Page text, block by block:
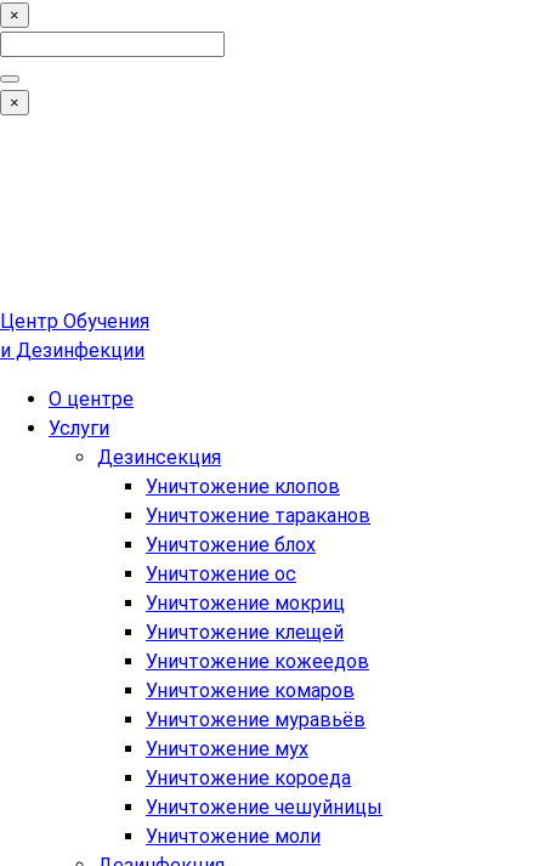
×
for:
Поиск
×
Центр Обучения
и Дезинфекции
О центре
Услуги
Дезинсекция
Уничтожение клопов
Уничтожение тараканов
Уничтожение блох
Уничтожение ос
Уничтожение мокриц
Уничтожение клещей
Уничтожение кожеедов
Уничтожение комаров
Уничтожение муравьёв
Уничтожение мух
Уничтожение короеда
Уничтожение чешуйницы
Уничтожение моли